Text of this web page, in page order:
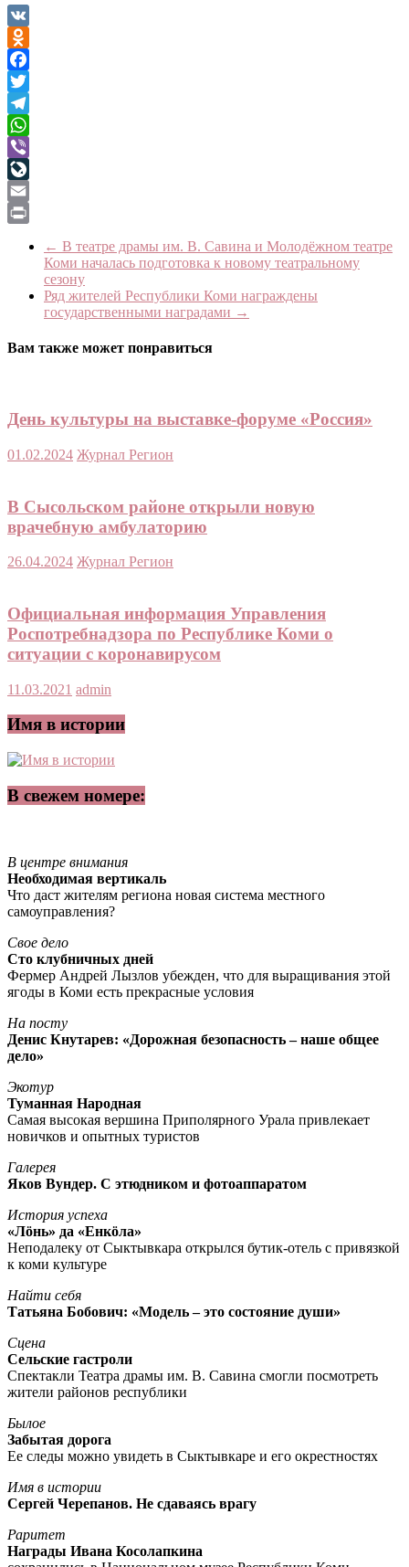
VK
Odnoklassniki
Facebook
Twitter
Telegram
WhatsApp
Viber
LiveJournal
Email
← В театре драмы им. В. Савина и Молодёжном театре
Коми началась подготовка к новому театральному
сезону
Ряд жителей Республики Коми награждены
государственными наградами →
Вам также может понравиться
День культуры на выставке-форуме «Россия»
01.02.2024 Журнал Регион
В Сысольском районе открыли новую
врачебную амбулаторию
26.04.2024 Журнал Регион
Официальная информация Управления
Роспотребнадзора по Республике Коми о
ситуации с коронавирусом
11.03.2021 admin
Имя в истории
В свежем номере:
В центре внимания
Необходимая вертикаль
Что даст жителям региона новая система местного
самоуправления?
Свое дело
Сто клубничных дней
Фермер Андрей Лызлов убежден, что для выращивания этой
ягоды в Коми есть прекрасные условия
На посту
Денис Кнутарев: «Дорожная безопасность – наше общее
дело»
Экотур
Туманная Народная
Самая высокая вершина Приполярного Урала привлекает
новичков и опытных туристов
Галерея
Яков Вундер. С этюдником и фотоаппаратом
История успеха
«Лöнь» да «Енкöла»
Неподалеку от Сыктывкара открылся бутик-отель с привязкой
к коми культуре
Найти себя
Татьяна Бобович: «Модель – это состояние души»
Сцена
Сельские гастроли
Спектакли Театра драмы им. В. Савина смогли посмотреть
жители районов республики
Былое
Забытая дорога
Ее следы можно увидеть в Сыктывкаре и его окрестностях
Имя в истории
Сергей Черепанов. Не сдаваясь врагу
Раритет
Награды Ивана Косолапкина